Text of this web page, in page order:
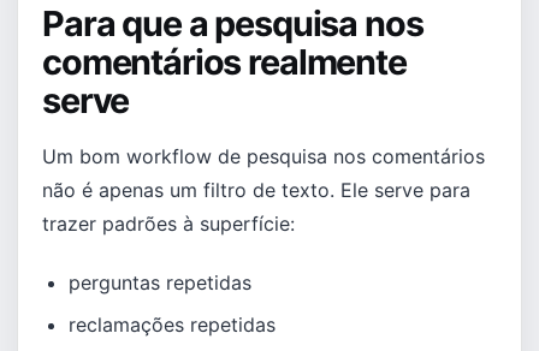
Para que a pesquisa nos
comentários realmente
serve
Um bom workflow de pesquisa nos comentários
não é apenas um filtro de texto. Ele serve para
trazer padrões à superfície:
perguntas repetidas
reclamações repetidas